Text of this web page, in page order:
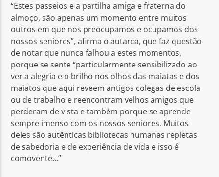
“Estes passeios e a partilha amiga e fraterna do
almoço, são apenas um momento entre muitos
outros em que nos preocupamos e ocupamos dos
nossos seniores”, afirma o autarca, que faz questão
de notar que nunca falhou a estes momentos,
porque se sente “particularmente sensibilizado ao
ver a alegria e o brilho nos olhos das maiatas e dos
maiatos que aqui reveem antigos colegas de escola
ou de trabalho e reencontram velhos amigos que
perderam de vista e também porque se aprende
sempre imenso com os nossos seniores. Muitos
deles são autênticas bibliotecas humanas repletas
de sabedoria e de experiência de vida e isso é
comovente…”